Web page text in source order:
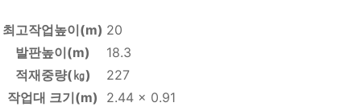
최고작업높이(m) 20
발판높이(m)
18.3
적재중량(㎏)
227
작업대 크기(m)
2.44 x 0.91